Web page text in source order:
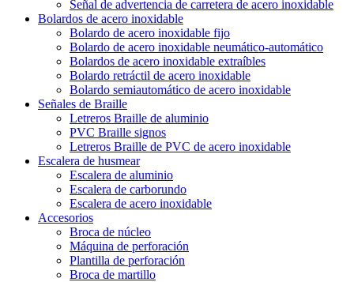
Señal de advertencia de carretera de acero inoxidable
Bolardos de acero inoxidable
Bolardo de acero inoxidable fijo
Bolardo de acero inoxidable neumático-automático
Bolardos de acero inoxidable extraíbles
Bolardo retráctil de acero inoxidable
Bolardo semiautomático de acero inoxidable
Señales de Braille
Letreros Braille de aluminio
PVC Braille signos
Letreros Braille de PVC de acero inoxidable
Escalera de husmear
Escalera de aluminio
Escalera de carborundo
Escalera de acero inoxidable
Accesorios
Broca de núcleo
Máquina de perforación
Plantilla de perforación
Broca de martillo